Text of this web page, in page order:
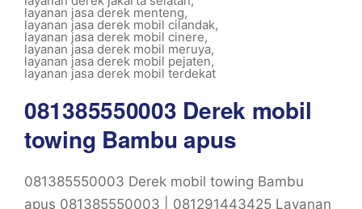
layanan jasa derek menteng,
layanan jasa derek mobil cilandak,
layanan jasa derek mobil cinere,
layanan jasa derek mobil meruya,
layanan jasa derek mobil pejaten,
layanan jasa derek mobil terdekat
081385550003 Derek mobil
towing Bambu apus
081385550003 Derek mobil towing Bambu
apus 081385550003 | 081291443425 Layanan